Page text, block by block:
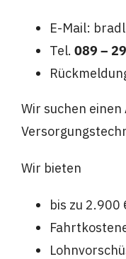
E-Mail:
Tel. 089 –
Wir suchen einen
Wir bieten
bis zu